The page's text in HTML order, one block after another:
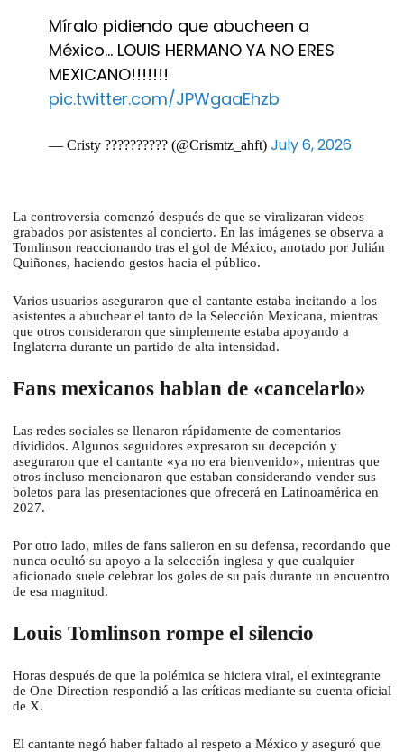
Míralo pidiendo que abucheen a
México… LOUIS HERMANO YA NO ERES
MEXICANO!!!!!!!
pic.twitter.com/JPWgaaEhzb
— Cristy ?????????? (@Crismtz_ahft) July 6, 2026
La controversia comenzó después de que se viralizaran videos
grabados por asistentes al concierto. En las imágenes se observa a
Tomlinson reaccionando tras el gol de México, anotado por Julián
Quiñones, haciendo gestos hacia el público.
Varios usuarios aseguraron que el cantante estaba incitando a los
asistentes a abuchear el tanto de la Selección Mexicana, mientras
que otros consideraron que simplemente estaba apoyando a
Inglaterra durante un partido de alta intensidad.
Fans mexicanos hablan de «cancelarlo»
Las redes sociales se llenaron rápidamente de comentarios
divididos. Algunos seguidores expresaron su decepción y
aseguraron que el cantante «ya no era bienvenido», mientras que
otros incluso mencionaron que estaban considerando vender sus
boletos para las presentaciones que ofrecerá en Latinoamérica en
2027.
Por otro lado, miles de fans salieron en su defensa, recordando que
nunca ocultó su apoyo a la selección inglesa y que cualquier
aficionado suele celebrar los goles de su país durante un encuentro
de esa magnitud.
Louis Tomlinson rompe el silencio
Horas después de que la polémica se hiciera viral, el exintegrante
de One Direction respondió a las críticas mediante su cuenta oficial
de X.
El cantante negó haber faltado al respeto a México y aseguró que